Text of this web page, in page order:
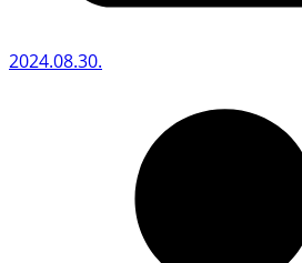
2024.08.30.